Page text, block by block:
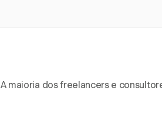
A maioria dos freelancers e